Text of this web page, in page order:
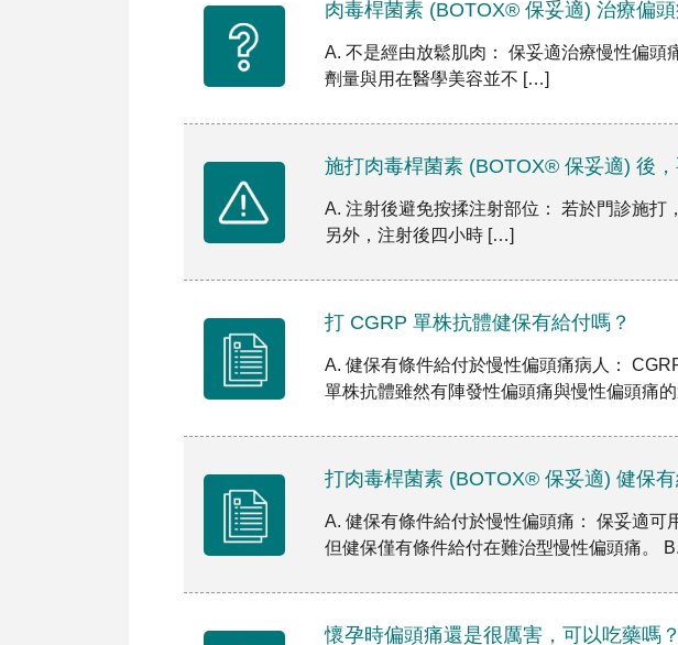
肉毒桿菌素 (BOTOX® 保妥適) 治療偏
A. 不是經由放鬆肌肉： 保妥適治療慢性偏頭
劑量與用在醫學美容並不 […]
施打肉毒桿菌素 (BOTOX® 保妥適) 後
A. 注射後避免按揉注射部位： 若於門診施打
另外，注射後四小時 […]
打 CGRP 單株抗體健保有給付嗎？
A. 健保有條件給付於慢性偏頭痛病人：
單株抗體雖然有陣發性偏頭痛與慢性偏頭痛
打肉毒桿菌素 (BOTOX® 保妥適) 健保有
A. 健保有條件給付於慢性偏頭痛： 保妥適可
懷孕時偏頭痛還是很厲害，可以吃藥嗎？